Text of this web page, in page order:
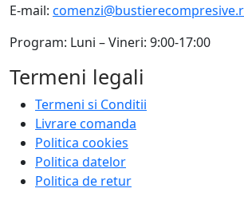
E-mail:
Program: Luni – Vineri: 9:00-17:00
Termeni legali
Termeni si Conditii
Livrare comanda
Politica cookies
Politica datelor
Politica de retur